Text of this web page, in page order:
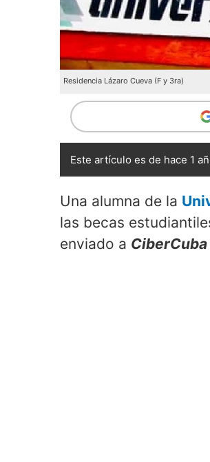
Residencia Lázaro Cueva (F y 3ra)
Este artículo es de hace 1
Una alumna de la
las becas
enviado a CiberCuba